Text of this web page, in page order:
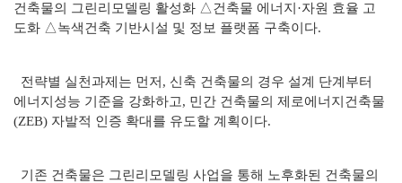
건축물의 그린리모델링 활성화 △건축물 에너지·자원 효율 고
도화 △녹색건축 기반시설 및 정보 플랫폼 구축이다.
전략별 실천과제는 먼저, 신축 건축물의 경우 설계 단계부터
에너지성능 기준을 강화하고, 민간 건축물의 제로에너지건축물
(ZEB) 자발적 인증 확대를 유도할 계획이다.
기존 건축물은 그린리모델링 사업을 통해 노후화된 건축물의